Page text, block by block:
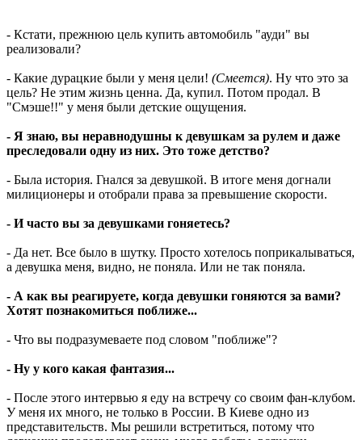
- Кстати, прежнюю цель купить автомобиль "ауди" вы
реализовали?
- Какие дурацкие были у меня цели! (Смеется). Ну что это за
цель? Не этим жизнь ценна. Да, купил. Потом продал. В
"Смэше!!" у меня были детские ощущения.
- Я знаю, вы неравнодушны к девушкам за рулем и даже
преследовали одну из них. Это тоже детство?
- Была история. Гнался за девушкой. В итоге меня догнали
милиционеры и отобрали права за превышение скорости.
- И часто вы за девушками гоняетесь?
- Да нет. Все было в шутку. Просто хотелось поприкалываться,
а девушка меня, видно, не поняла. Или не так поняла.
- А как вы реагируете, когда девушки гоняются за вами?
Хотят познакомиться поближе...
- Что вы подразумеваете под словом "поближе"?
- Ну у кого какая фантазия...
- После этого интервью я еду на встречу со своим фан-клубом.
У меня их много, не только в России. В Киеве одно из
представительств. Мы решили встретиться, потому что